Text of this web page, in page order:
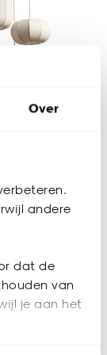
Over
andere
dat de
van
je aan het
5( 3 )
bezorgd